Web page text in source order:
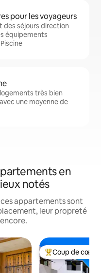
pour les voyageurs
des séjours direction
équipements
très bien
une moyenne de
en
notés
appartements sont
leur propreté
appréciés Coups de cœur
Coup de cœur